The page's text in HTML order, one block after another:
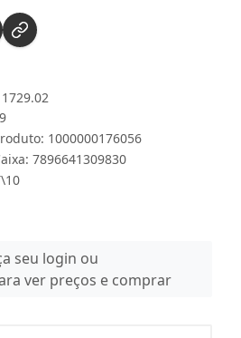
1000000176056
7896641309830
seu login ou
ver preços e comprar